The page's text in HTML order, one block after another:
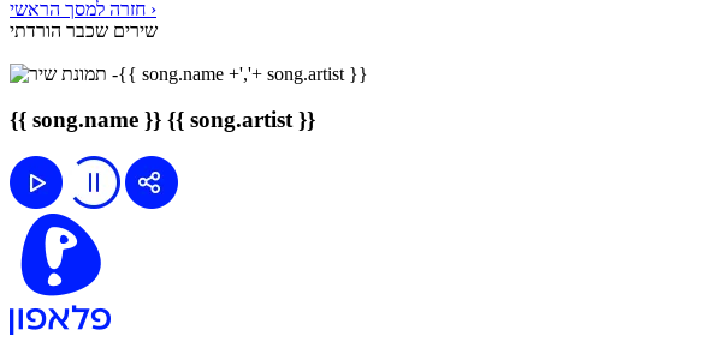
חזרה למסך הראשי ›
שירים שכבר הורדתי
{{ song.name }} {{ song.artist }}